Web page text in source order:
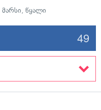
მარსი, წყალი
49